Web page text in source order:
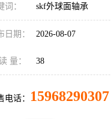
词： skf外球面轴承
日期： 2026-08-07
量： 38
电话： 15968290307